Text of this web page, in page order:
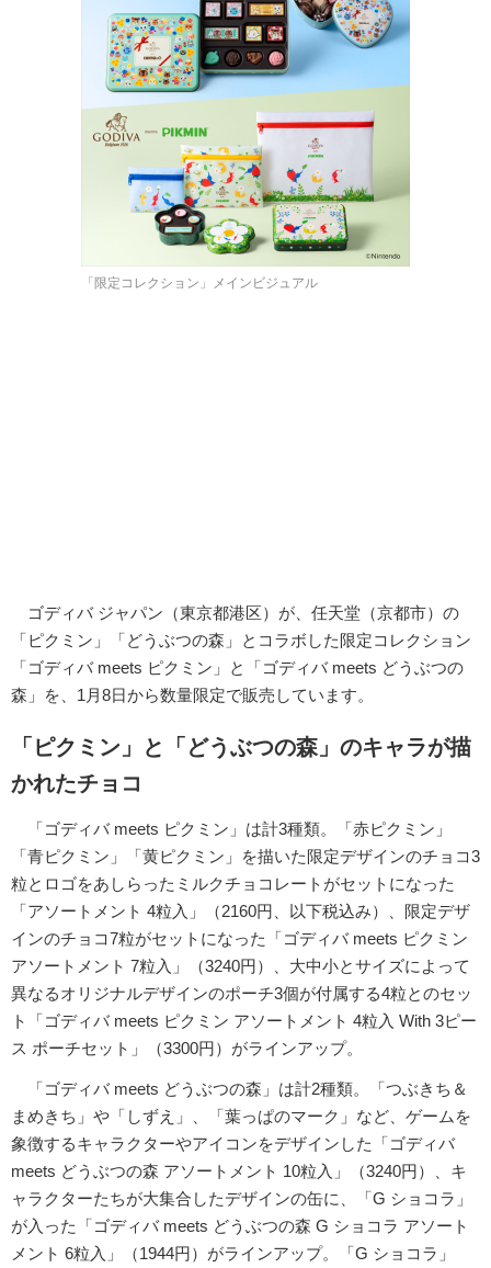
「限定コレクション」メインビジュアル
ゴディバ ジャパン（東京都港区）が、任天堂（京都市）の
「ピクミン」「どうぶつの森」とコラボした限定コレクション
「ゴディバ meets ピクミン」と「ゴディバ meets どうぶつの
森」を、1月8日から数量限定で販売しています。
「ピクミン」と「どうぶつの森」のキャラが描
かれたチョコ
「ゴディバ meets ピクミン」は計3種類。「赤ピクミン」
「青ピクミン」「黄ピクミン」を描いた限定デザインのチョコ3
粒とロゴをあしらったミルクチョコレートがセットになった
「アソートメント 4粒入」（2160円、以下税込み）、限定デザ
インのチョコ7粒がセットになった「ゴディバ meets ピクミン
アソートメント 7粒入」（3240円）、大中小とサイズによって
異なるオリジナルデザインのポーチ3個が付属する4粒とのセッ
ト「ゴディバ meets ピクミン アソートメント 4粒入 With 3ピー
ス ポーチセット」（3300円）がラインアップ。
「ゴディバ meets どうぶつの森」は計2種類。「つぶきち＆
まめきち」や「しずえ」、「葉っぱのマーク」など、ゲームを
象徴するキャラクターやアイコンをデザインした「ゴディバ
meets どうぶつの森 アソートメント 10粒入」（3240円）、キ
ャラクターたちが大集合したデザインの缶に、「G ショコラ」
が入った「ゴディバ meets どうぶつの森 G ショコラ アソート
メント 6粒入」（1944円）がラインアップ。「G ショコラ」